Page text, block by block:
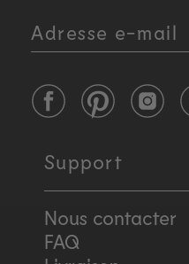
Adresse e-mail
FacebookPinterest
Support
Nous contacter
FAQ